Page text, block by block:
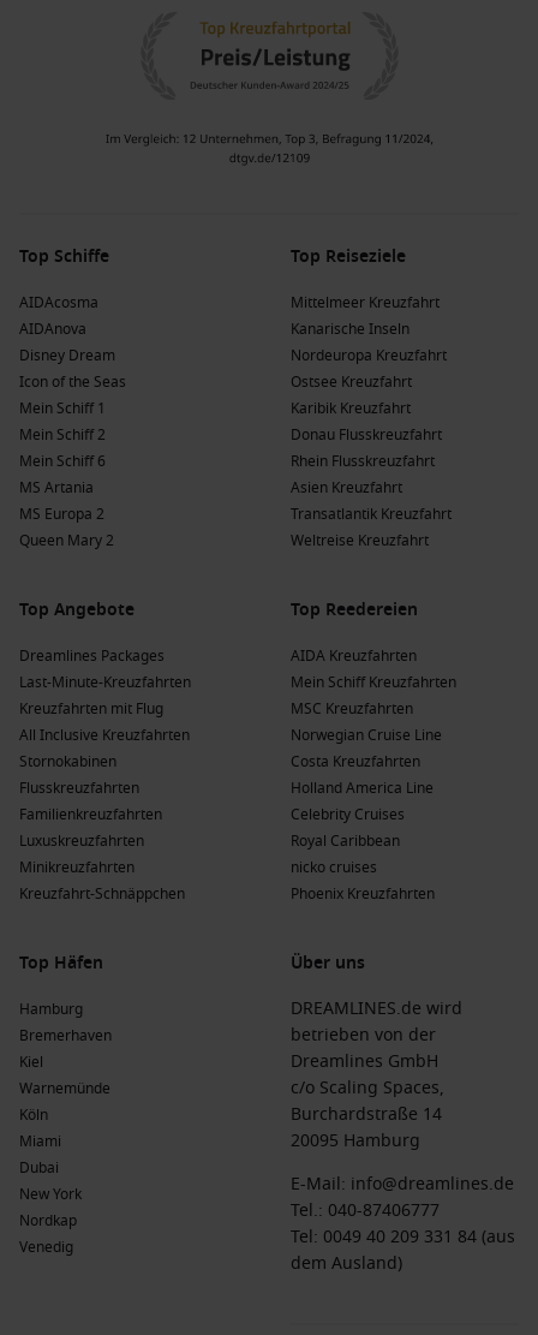
Top Schiffe
AIDAcosma
AIDAnova
Disney Dream
Icon of the Seas
Mein Schiff 1
Mein Schiff 2
Mein Schiff 6
MS Artania
MS Europa 2
Queen Mary 2
Top Reiseziele
Mittelmeer Kreuzfahrt
Kanarische Inseln
Nordeuropa Kreuzfahrt
Ostsee Kreuzfahrt
Karibik Kreuzfahrt
Donau Flusskreuzfahrt
Rhein Flusskreuzfahrt
Asien Kreuzfahrt
Transatlantik Kreuzfahrt
Weltreise Kreuzfahrt
Top Angebote
Dreamlines Packages
Last-Minute-Kreuzfahrten
Kreuzfahrten mit Flug
All Inclusive Kreuzfahrten
Stornokabinen
Flusskreuzfahrten
Familienkreuzfahrten
Luxuskreuzfahrten
Minikreuzfahrten
Kreuzfahrt-Schnäppchen
Top Reedereien
AIDA Kreuzfahrten
Mein Schiff Kreuzfahrten
MSC Kreuzfahrten
Norwegian Cruise Line
Costa Kreuzfahrten
Holland America Line
Celebrity Cruises
Royal Caribbean
nicko cruises
Phoenix Kreuzfahrten
Top Häfen
Hamburg
Bremerhaven
Kiel
Warnemünde
Köln
Miami
Dubai
New York
Nordkap
Venedig
Über uns
DREAMLINES.de wird
betrieben von der
Dreamlines GmbH
c/o Scaling Spaces,
Burchardstraße 14
20095 Hamburg
E-Mail: info@dreamlines.de
Tel.: 040-87406777
Tel: 0049 40 209 331 84 (aus
dem Ausland)